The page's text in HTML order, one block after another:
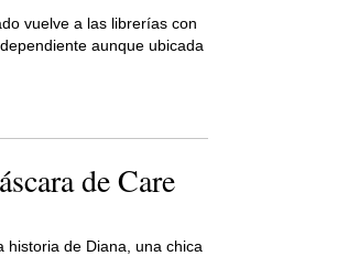
vuelve a las librerías con
aunque ubicada
de Care
historia de Diana, una chica